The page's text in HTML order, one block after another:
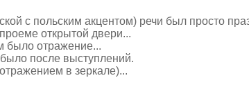
с польским акцентом) речи был просто
открытой двери...
было отражение...
после выступлений.
в зеркале)...